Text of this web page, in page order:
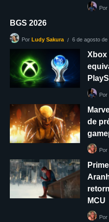
Por
BGS 2026
Por Ludy Sakura 6 de agosto de
Xbox
Por
de
Por
MCU
Por